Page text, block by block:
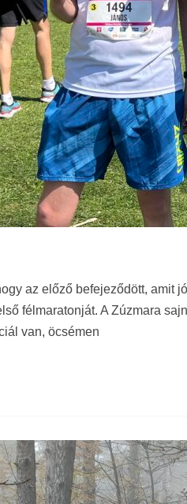
az előző befejeződött,
félmaratonját. A Zúzmara
van, öcsémen